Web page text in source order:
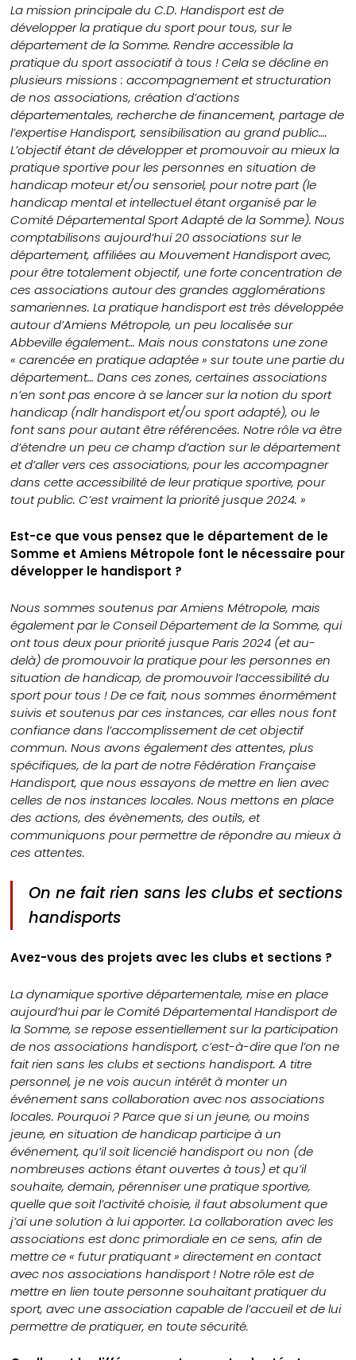
La mission principale du C.D. Handisport est de
développer la pratique du sport pour tous, sur le
département de la Somme. Rendre accessible la
pratique du sport associatif à tous ! Cela se décline en
plusieurs missions : accompagnement et structuration
de nos associations, création d’actions
départementales, recherche de financement, partage de
l’expertise Handisport, sensibilisation au grand public….
L’objectif étant de développer et promouvoir au mieux la
pratique sportive pour les personnes en situation de
handicap moteur et/ou sensoriel, pour notre part (le
handicap mental et intellectuel étant organisé par le
Comité Départemental Sport Adapté de la Somme). Nous
comptabilisons aujourd’hui 20 associations sur le
département, affiliées au Mouvement Handisport avec,
pour être totalement objectif, une forte concentration de
ces associations autour des grandes agglomérations
samariennes. La pratique handisport est très développée
autour d’Amiens Métropole, un peu localisée sur
Abbeville également… Mais nous constatons une zone
« carencée en pratique adaptée » sur toute une partie du
département… Dans ces zones, certaines associations
n’en sont pas encore à se lancer sur la notion du sport
handicap (ndlr handisport et/ou sport adapté), ou le
font sans pour autant être référencées. Notre rôle va être
d’étendre un peu ce champ d’action sur le département
et d’aller vers ces associations, pour les accompagner
dans cette accessibilité de leur pratique sportive, pour
tout public. C’est vraiment la priorité jusque 2024. »
Est-ce que vous pensez que le département de le
Somme et Amiens Métropole font le nécessaire pour
développer le handisport ?
Nous sommes soutenus par Amiens Métropole, mais
également par le Conseil Département de la Somme, qui
ont tous deux pour priorité jusque Paris 2024 (et au-
delà) de promouvoir la pratique pour les personnes en
situation de handicap, de promouvoir l’accessibilité du
sport pour tous ! De ce fait, nous sommes énormément
suivis et soutenus par ces instances, car elles nous font
confiance dans l’accomplissement de cet objectif
commun. Nous avons également des attentes, plus
spécifiques, de la part de notre Fédération Française
Handisport, que nous essayons de mettre en lien avec
celles de nos instances locales. Nous mettons en place
des actions, des évènements, des outils, et
communiquons pour permettre de répondre au mieux à
ces attentes.
On ne fait rien sans les clubs et sections
handisports
Avez-vous des projets avec les clubs et sections ?
La dynamique sportive départementale, mise en place
aujourd’hui par le Comité Départemental Handisport de
la Somme, se repose essentiellement sur la participation
de nos associations handisport, c’est-à-dire que l’on ne
fait rien sans les clubs et sections handisport. A titre
personnel, je ne vois aucun intérêt à monter un
événement sans collaboration avec nos associations
locales. Pourquoi ? Parce que si un jeune, ou moins
jeune, en situation de handicap participe à un
événement, qu’il soit licencié handisport ou non (de
nombreuses actions étant ouvertes à tous) et qu’il
souhaite, demain, pérenniser une pratique sportive,
quelle que soit l’activité choisie, il faut absolument que
j’ai une solution à lui apporter. La collaboration avec les
associations est donc primordiale en ce sens, afin de
mettre ce « futur pratiquant » directement en contact
avec nos associations handisport ! Notre rôle est de
mettre en lien toute personne souhaitant pratiquer du
sport, avec une association capable de l’accueil et de lui
permettre de pratiquer, en toute sécurité.